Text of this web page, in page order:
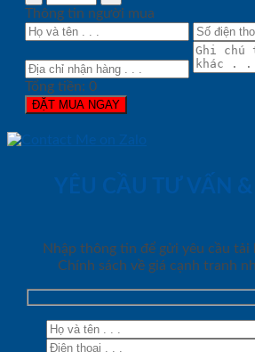
Thông tin người mua
Tổng tiền: 0
ĐẶT MUA NGAY
YÊU CẦU TƯ VẤN
Nhập thông tin để gửi yêu cầu tải
Chính sách về giá cạnh tranh